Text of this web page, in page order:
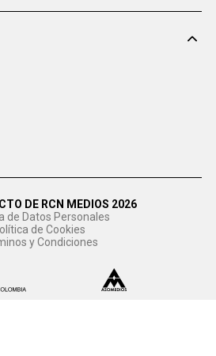
DE RCN MEDIOS 2026
de Datos Personales
de Cookies
y Condiciones